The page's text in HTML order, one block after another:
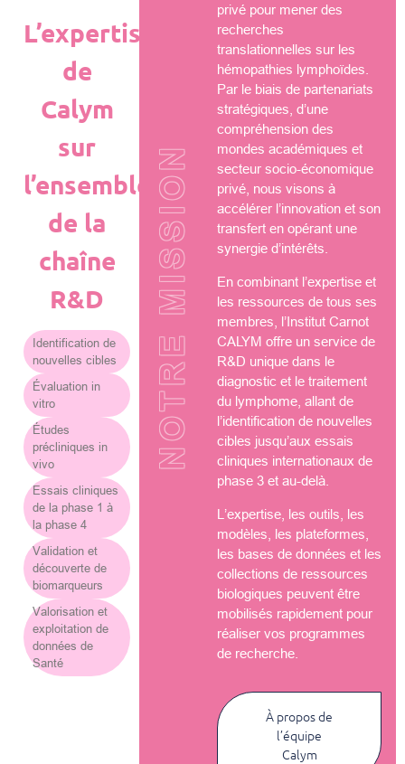
L’expertise
de
Calym
sur
l’ensemble
de la
chaîne
R&D
Identification de
nouvelles cibles
Évaluation in
vitro
Études
précliniques in
vivo
Essais cliniques
de la phase 1 à
la phase 4
Validation et
découverte de
biomarqueurs
Valorisation et
exploitation de
données de
Santé
NOTRE MISSION
privé pour mener des
recherches
translationnelles sur les
hémopathies lymphoïdes.
Par le biais de partenariats
stratégiques, d’une
compréhension des
mondes académiques et
secteur socio-économique
privé, nous visons à
accélérer l’innovation et son
transfert en opérant une
synergie d’intérêts.
En combinant l’expertise et
les ressources de tous ses
membres, l’Institut Carnot
CALYM offre un service de
R&D unique dans le
diagnostic et le traitement
du lymphome, allant de
l’identification de nouvelles
cibles jusqu’aux essais
cliniques internationaux de
phase 3 et au-delà.
L’expertise, les outils, les
modèles, les plateformes,
les bases de données et les
collections de ressources
biologiques peuvent être
mobilisés rapidement pour
réaliser vos programmes
de recherche.
À propos de
l’équipe
Calym